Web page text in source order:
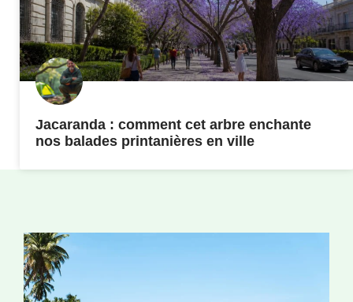
Jacaranda : comment cet arbre enchante
nos balades printanières en ville